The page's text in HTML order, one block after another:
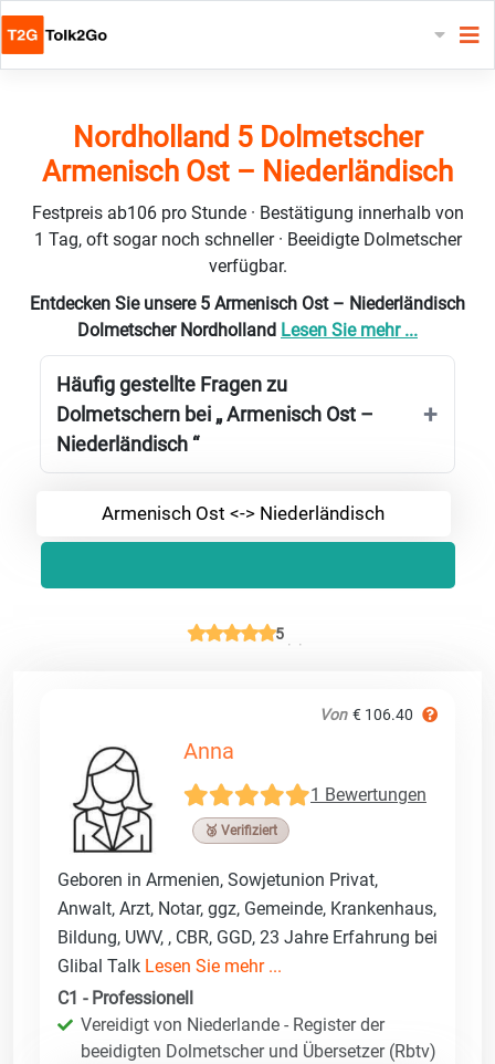
Nordholland 5 Dolmetscher
Armenisch Ost – Niederländisch
Festpreis ab106 pro Stunde · Bestätigung innerhalb von
1 Tag, oft sogar noch schneller · Beeidigte Dolmetscher
verfügbar.
Entdecken Sie unsere 5 Armenisch Ost – Niederländisch
Dolmetscher Nordholland Lesen Sie mehr ...
Häufig gestellte Fragen zu
Dolmetschern bei „ Armenisch Ost –
Niederländisch “
Armenisch Ost <-> Niederländisch
5
Von € 106.40
Anna
1 Bewertungen
🥉 Verifiziert
Geboren in Armenien, Sowjetunion Privat,
Anwalt, Arzt, Notar, ggz, Gemeinde, Krankenhaus,
Bildung, UWV, , CBR, GGD, 23 Jahre Erfahrung bei
Glibal Talk Lesen Sie mehr ...
C1 - Professionell
Vereidigt von Niederlande - Register der
beeidigten Dolmetscher und Übersetzer (Rbtv)